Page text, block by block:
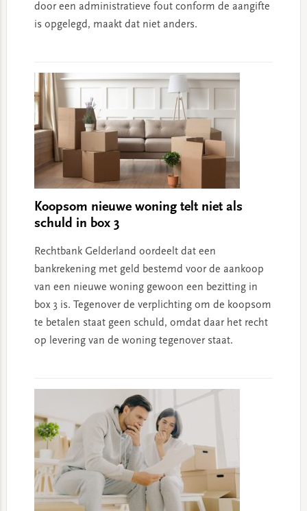
door een administratieve fout conform de aangifte
is opgelegd, maakt dat niet anders.
Koopsom nieuwe woning telt niet als
schuld in box 3
Rechtbank Gelderland oordeelt dat een
bankrekening met geld bestemd voor de aankoop
van een nieuwe woning gewoon een bezitting in
box 3 is. Tegenover de verplichting om de koopsom
te betalen staat geen schuld, omdat daar het recht
op levering van de woning tegenover staat.